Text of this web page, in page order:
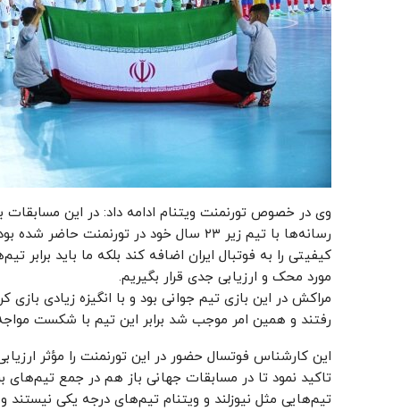
وی در خصوص تورنمنت ویتنام ادامه داد: در این مسابقات
رسانه‌ها با تیم زیر ۲۳ سال خود در تورنمنت
کیفیتی را به فوتبال ایران اضافه کند بلکه ما باید برابر
مورد محک و ارزیابی جدی قرار بگیریم.
مراکش در این بازی تیم جوانی بود و با انگیزه زیادی
رفتند و همین امر موجب شد برابر این تیم با شکست
این کارشناس فوتسال حضور در این تورنمنت را مؤثر
تاکید نمود تا در مسابقات جهانی باز هم در جمع تیم‌های
تیم‌هایی مثل نیوزلند و ویتنام تیم‌های درجه یکی نیستند